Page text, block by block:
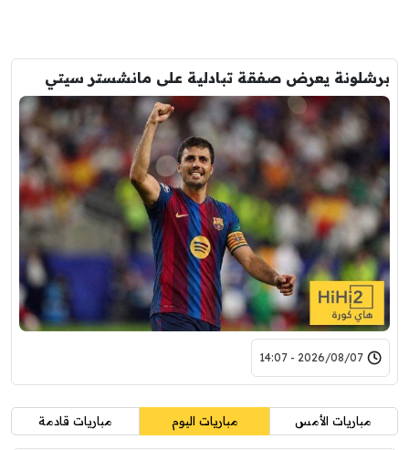
برشلونة يعرض صفقة تبادلية على مانشستر سيتي
2026/08/07 - 14:07
مباريات الأمس مباريات اليوم مباريات قادمة